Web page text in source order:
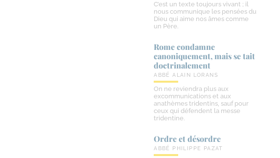
C’est un texte toujours vivant ; il
nous communique les pensées du
Dieu qui aime nos âmes comme
un Père.
Rome condamne
canoniquement, mais se tait
doctrinalement
ABBÉ ALAIN LORANS
On ne reviendra plus aux
excommunications et aux
anathèmes tridentins, sauf pour
ceux qui défendent la messe
tridentine.
Ordre et désordre
ABBÉ PHILIPPE PAZAT